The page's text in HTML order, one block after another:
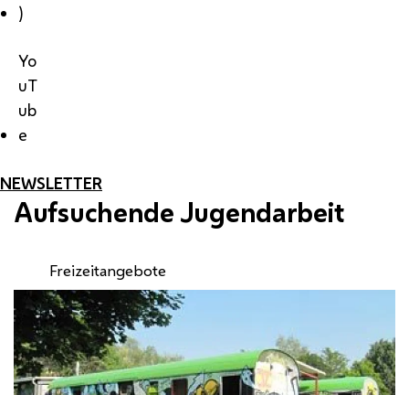
)
Yo
uT
ub
e
NEWSLETTER
Aufsuchende Jugendarbeit
Freizeitangebote